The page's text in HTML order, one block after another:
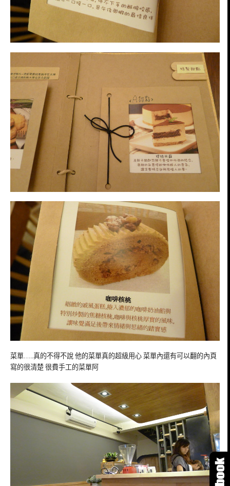
菜單…..真的不得不說 他的菜單真的超級用心 菜單內還有可以翻的內頁
寫的很清楚 很費手工的菜單阿